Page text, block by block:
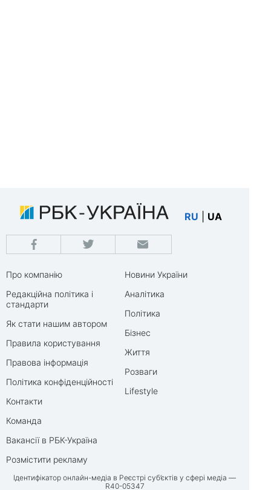
RU UA
Про компанію
Редакційна політика і
стандарти
Як стати нашим автором
Правила користування
Правова інформація
Політика конфіденційності
Контакти
Команда
Вакансії в РБК-Україна
Розмістити рекламу
Новини України
Аналітика
Політика
Бізнес
Життя
Розваги
Lifestyle
Ідентифікатор онлайн-медіа в Реєстрі суб’єктів у сфері медіа —
R40-05347